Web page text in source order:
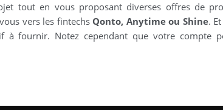
tout en vous proposant diverses offres de
vers les fintechs Qonto, Anytime ou Shine.
à fournir. Notez cependant que votre compte